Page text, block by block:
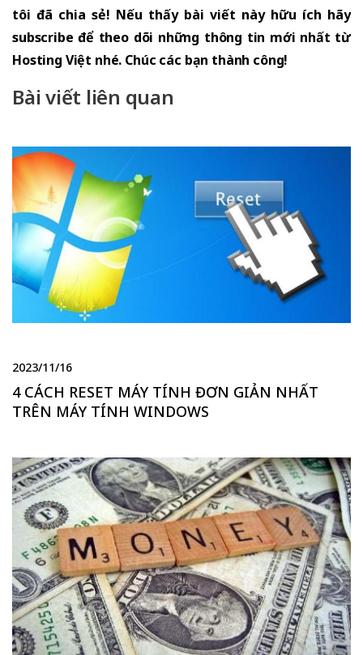
tôi đã chia sẻ! Nếu thấy bài viết này hữu ích hãy
subscribe để theo dõi những thông tin mới nhất từ
Hosting Việt nhé. Chúc các bạn thành công!
Bài viết liên quan
2023/11/16
4 CÁCH RESET MÁY TÍNH ĐƠN GIẢN NHẤT
TRÊN MÁY TÍNH WINDOWS